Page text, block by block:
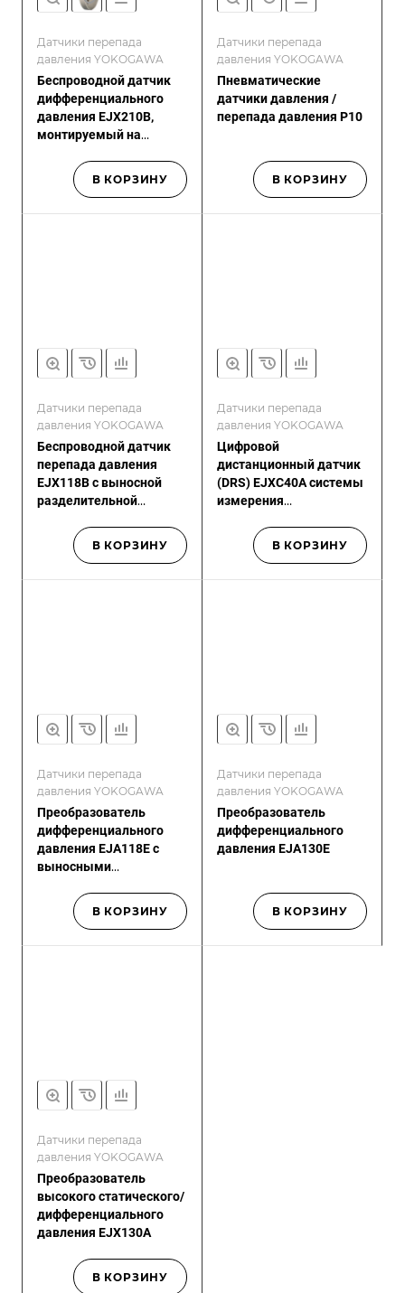
Датчики перепада
давления YOKOGAWA
Беспроводной датчик
дифференциального
давления EJX210B,
монтируемый на
В КОРЗИНУ
Датчики перепада
давления YOKOGAWA
Пневматические
датчики давления /
перепада давления P10
В КОРЗИНУ
Датчики перепада
давления YOKOGAWA
Беспроводной датчик
перепада давления
EJX118B с выносной
разделительной
В КОРЗИНУ
Датчики перепада
давления YOKOGAWA
Цифровой
дистанционный датчик
(DRS) EJXC40A системы
измерения
давления
В КОРЗИНУ
Датчики перепада
давления YOKOGAWA
Преобразователь
дифференциального
давления EJA118E с
выносными
мембранами
В КОРЗИНУ
Датчики перепада
давления YOKOGAWA
Преобразователь
дифференциального
давления EJA130E
В КОРЗИНУ
Датчики перепада
давления YOKOGAWA
Преобразователь
высокого статического/
дифференциального
давления EJX130A
В КОРЗИНУ